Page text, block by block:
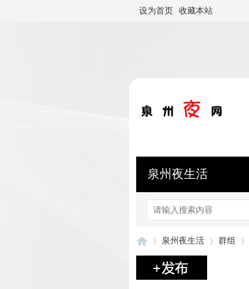
设为首页 收藏本站
泉州夜生活
泉州夜生活 群组